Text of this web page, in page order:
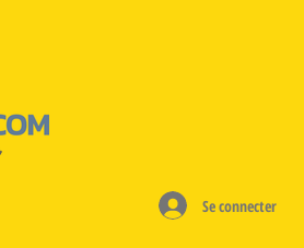
Se connecter